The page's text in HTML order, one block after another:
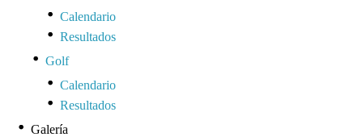
Calendario
Resultados
Golf
Calendario
Resultados
Galería